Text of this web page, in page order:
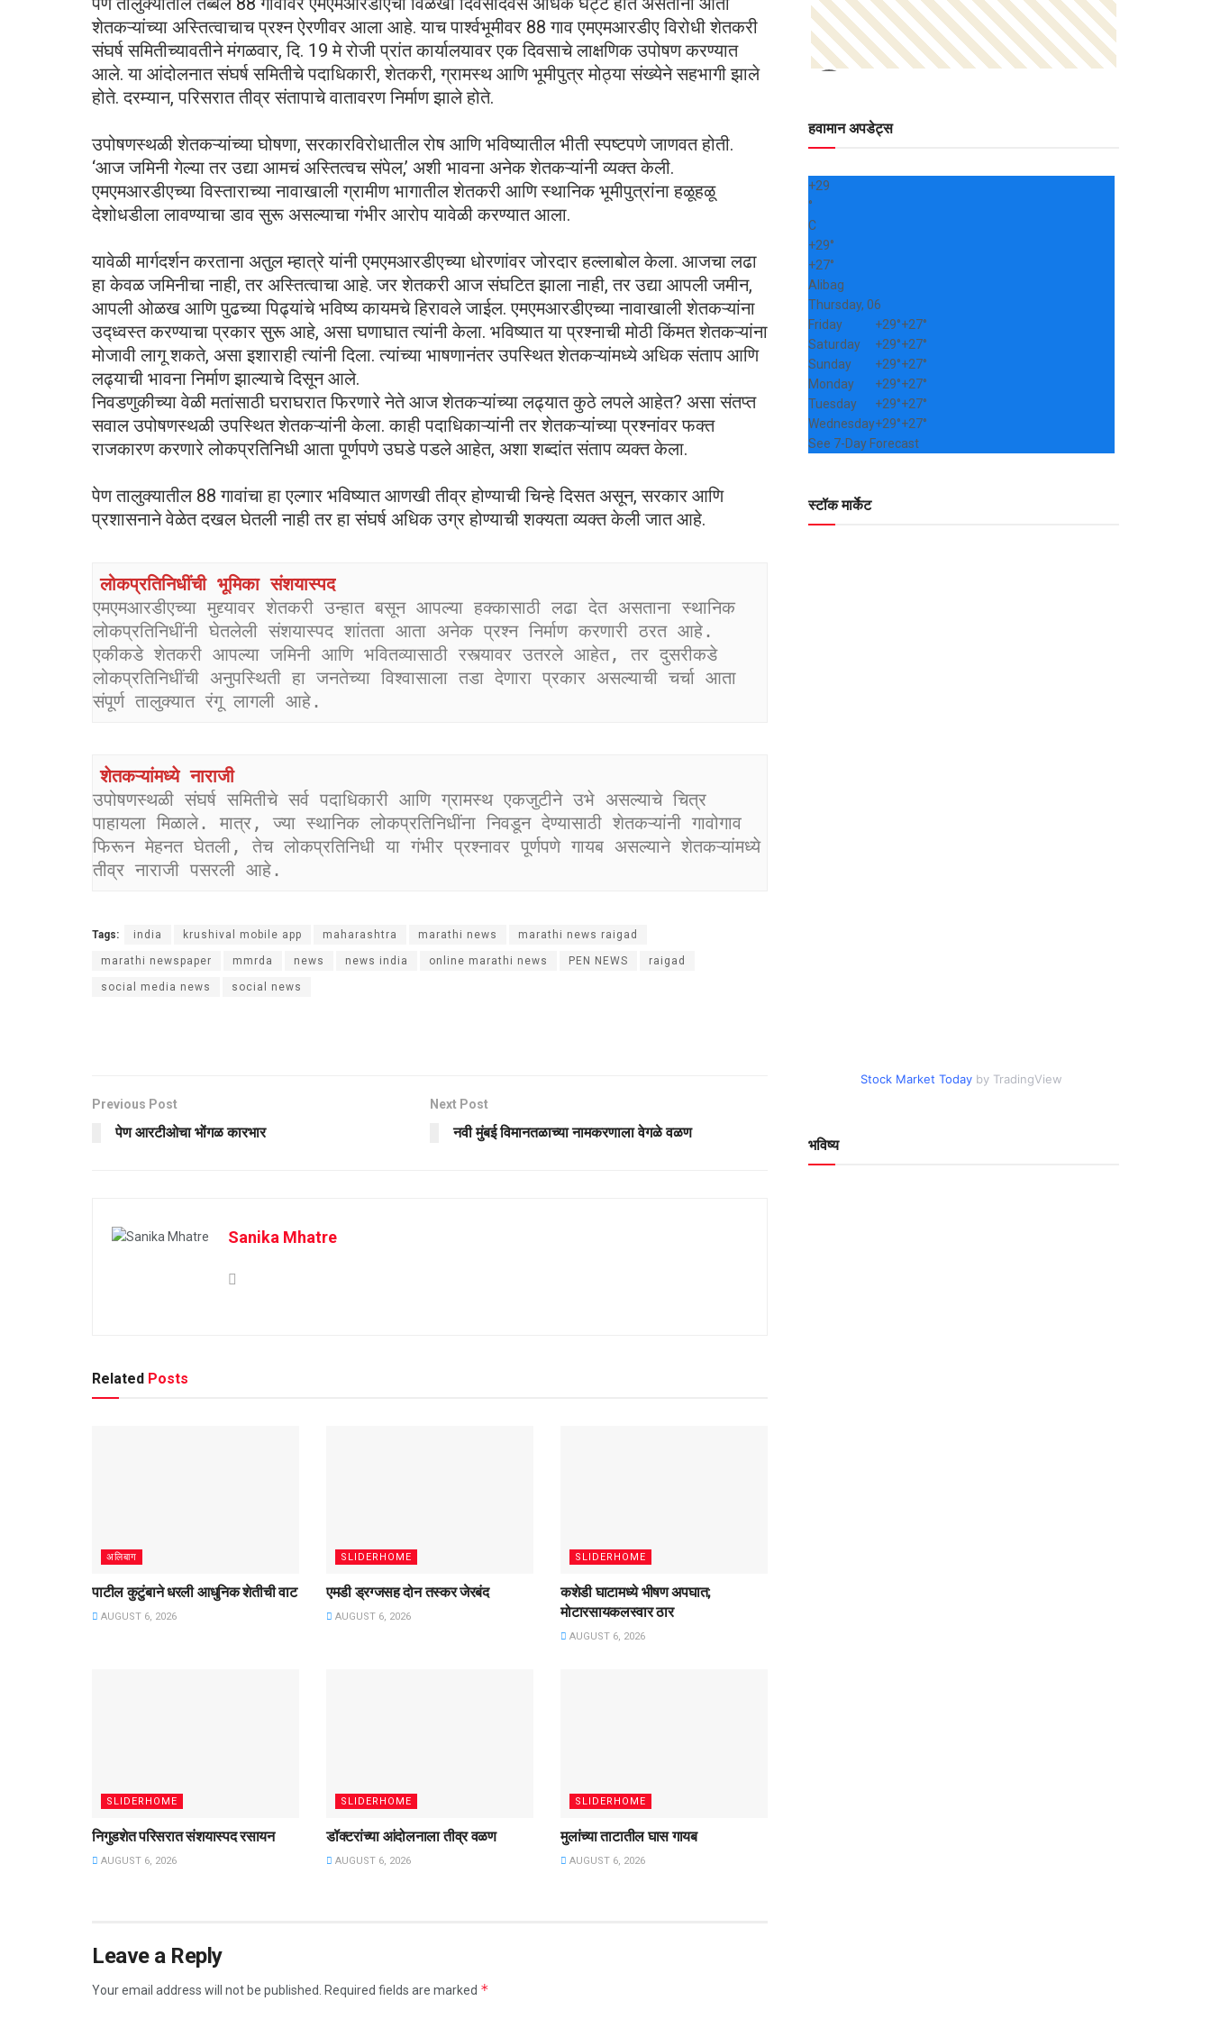
शेतकऱ्यांच्या अस्तित्वाचाच प्रश्न ऐरणीवर आला आहे. याच पार्श्वभूमीवर 88 गाव एमएमआरडीए विरोधी शेतकरी
संघर्ष समितीच्यावतीने मंगळवार, दि. 19 मे रोजी प्रांत कार्यालयावर एक दिवसाचे लाक्षणिक उपोषण करण्यात
आले. या आंदोलनात संघर्ष समितीचे पदाधिकारी, शेतकरी, ग्रामस्थ आणि भूमीपुत्र मोठ्या संख्येने सहभागी झाले
होते. दरम्यान, परिसरात तीव्र संतापाचे वातावरण निर्माण झाले होते.
उपोषणस्थळी शेतकऱ्यांच्या घोषणा, सरकारविरोधातील रोष आणि भविष्यातील भीती स्पष्टपणे जाणवत होती.
‌‘आज जमिनी गेल्या तर उद्या आमचं अस्तित्वच संपेल,’ अशी भावना अनेक शेतकऱ्यांनी व्यक्त केली.
एमएमआरडीएच्या विस्ताराच्या नावाखाली ग्रामीण भागातील शेतकरी आणि स्थानिक भूमीपुत्रांना हळूहळू
देशोधडीला लावण्याचा डाव सुरू असल्याचा गंभीर आरोप यावेळी करण्यात आला.
यावेळी मार्गदर्शन करताना अतुल म्हात्रे यांनी एमएमआरडीएच्या धोरणांवर जोरदार हल्लाबोल केला. आजचा लढा
हा केवळ जमिनीचा नाही, तर अस्तित्वाचा आहे. जर शेतकरी आज संघटित झाला नाही, तर उद्या आपली जमीन,
आपली ओळख आणि पुढच्या पिढ्यांचे भविष्य कायमचे हिरावले जाईल. एमएमआरडीएच्या नावाखाली शेतकऱ्यांना
उद्ध्वस्त करण्याचा प्रकार सुरू आहे, असा घणाघात त्यांनी केला. भविष्यात या प्रश्नाची मोठी किंमत शेतकऱ्यांना
मोजावी लागू शकते, असा इशाराही त्यांनी दिला. त्यांच्या भाषणानंतर उपस्थित शेतकऱ्यांमध्ये अधिक संताप आणि
लढ्याची भावना निर्माण झाल्याचे दिसून आले.
निवडणुकीच्या वेळी मतांसाठी घराघरात फिरणारे नेते आज शेतकऱ्यांच्या लढ्यात कुठे लपले आहेत? असा संतप्त
सवाल उपोषणस्थळी उपस्थित शेतकऱ्यांनी केला. काही पदाधिकाऱ्यांनी तर शेतकऱ्यांच्या प्रश्नांवर फक्त
राजकारण करणारे लोकप्रतिनिधी आता पूर्णपणे उघडे पडले आहेत, अशा शब्दांत संताप व्यक्त केला.
पेण तालुक्यातील 88 गावांचा हा एल्गार भविष्यात आणखी तीव्र होण्याची चिन्हे दिसत असून, सरकार आणि
प्रशासनाने वेळेत दखल घेतली नाही तर हा संघर्ष अधिक उग्र होण्याची शक्यता व्यक्त केली जात आहे.
लोकप्रतिनिधींची भूमिका संशयास्पद
एमएमआरडीएच्या मुद्द्यावर शेतकरी उन्हात बसून आपल्या हक्कासाठी लढा देत असताना स्थानिक
लोकप्रतिनिधींनी घेतलेली संशयास्पद शांतता आता अनेक प्रश्न निर्माण करणारी ठरत आहे.
एकीकडे शेतकरी आपल्या जमिनी आणि भवितव्यासाठी रस्त्यावर उतरले आहेत, तर दुसरीकडे
लोकप्रतिनिधींची अनुपस्थिती हा जनतेच्या विश्वासाला तडा देणारा प्रकार असल्याची चर्चा आता
संपूर्ण तालुक्यात रंगू लागली आहे.
शेतकऱ्यांमध्ये नाराजी
उपोषणस्थळी संघर्ष समितीचे सर्व पदाधिकारी आणि ग्रामस्थ एकजुटीने उभे असल्याचे चित्र
पाहायला मिळाले. मात्र, ज्या स्थानिक लोकप्रतिनिधींना निवडून देण्यासाठी शेतकऱ्यांनी गावोगाव
फिरून मेहनत घेतली, तेच लोकप्रतिनिधी या गंभीर प्रश्नावर पूर्णपणे गायब असल्याने शेतकऱ्यांमध्ये
तीव्र नाराजी पसरली आहे.
Tags: india krushival mobile app maharashtra marathi news marathi news raigad
marathi newspaper mmrda news news india online marathi news PEN NEWS raigad
social media news social news
Previous Post
पेण आरटीओचा भोंगळ कारभार
Next Post
नवी मुंबई विमानतळाच्या नामकरणाला वेगळे वळण
Sanika Mhatre
Related Posts
अलिबाग
पाटील कुटुंबाने धरली आधुनिक शेतीची वाट
AUGUST 6, 2026
SLIDERHOME
एमडी ड्रग्जसह दोन तस्कर जेरबंद
AUGUST 6, 2026
SLIDERHOME
कशेडी घाटामध्ये भीषण अपघात;
मोटारसायकलस्वार ठार
AUGUST 6, 2026
SLIDERHOME
निगुडशेत परिसरात संशयास्पद रसायन
AUGUST 6, 2026
SLIDERHOME
डॉक्टरांच्या आंदोलनाला तीव्र वळण
AUGUST 6, 2026
SLIDERHOME
मुलांच्या ताटातील घास गायब
AUGUST 6, 2026
Leave a Reply
Your email address will not be published. Required fields are marked *
हवामान अपडेट्स
+29
°
C
+29°
+27°
Alibag
Thursday, 06
Friday
+29°+27°
Saturday
+29°+27°
Sunday
+29°+27°
Monday
+29°+27°
Tuesday
+29°+27°
Wednesday+29°+27°
See 7-Day Forecast
स्टॉक मार्केट
Stock Market Today by TradingView
भविष्य